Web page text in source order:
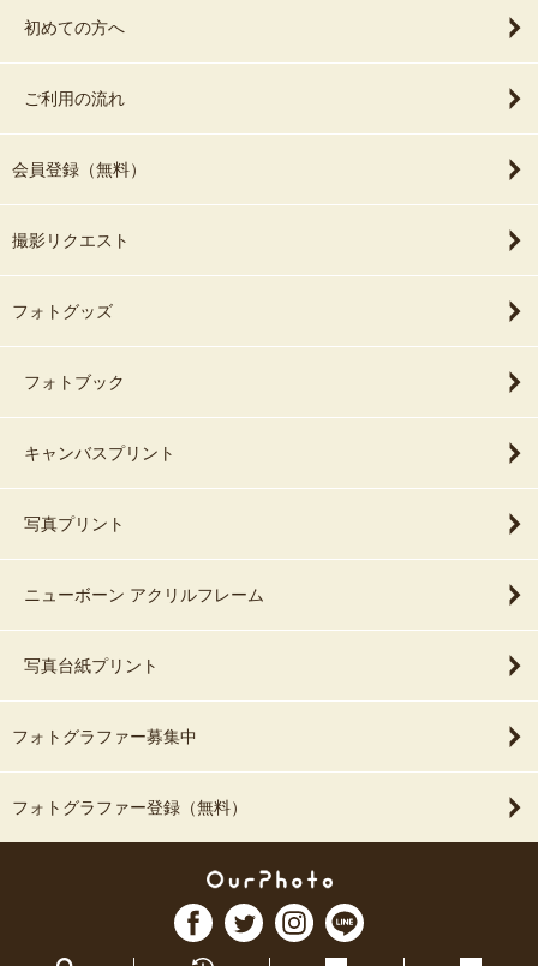
初めての方へ
ご利用の流れ
会員登録（無料）
撮影リクエスト
フォトグッズ
フォトブック
キャンバスプリント
写真プリント
ニューボーン アクリルフレーム
写真台紙プリント
フォトグラファー募集中
フォトグラファー登録（無料）